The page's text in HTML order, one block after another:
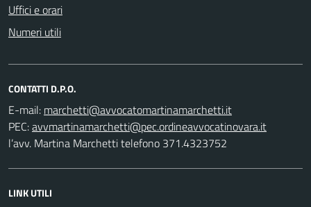
Uffici e orari
Numeri utili
CONTATTI D.P.O.
E-mail:
PEC:
l’avv. Martina Marchetti telefono 371.4323752
LINK UTILI